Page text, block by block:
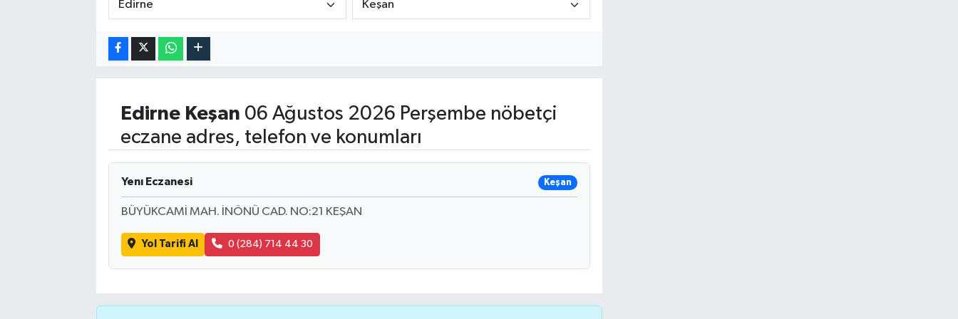
Edirne Keşan 06 Ağustos 2026 Perşembe nöbetçi
eczane adres, telefon ve konumları
Yenı Eczanesi Keşan
BÜYÜKCAMİ MAH. İNÖNÜ CAD. NO:21 KEŞAN
Yol Tarifi Al 0 (284) 714 44 30